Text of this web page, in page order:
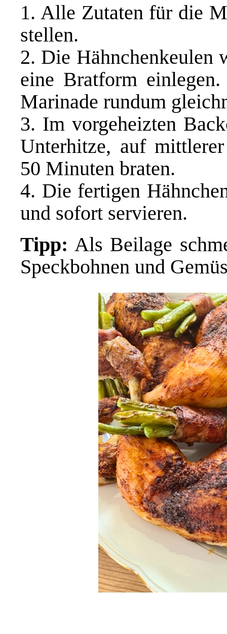
1. Alle Zutaten für die
stellen.
2. Die Hähnchenkeulen
eine Bratform
Marinade rundum
3. Im vorgeheizten
Unterhitze, auf
50 Minuten braten.
4. Die fertigen
und sofort servieren.
Tipp: Als Beilage
Speckbohnen und